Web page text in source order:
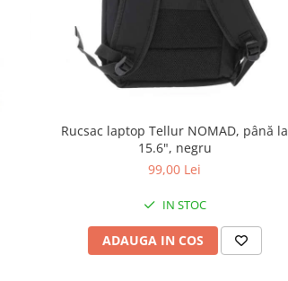
Rucsac laptop Tellur NOMAD, până la
15.6", negru
99,00 Lei
IN STOC
ADAUGA IN COS